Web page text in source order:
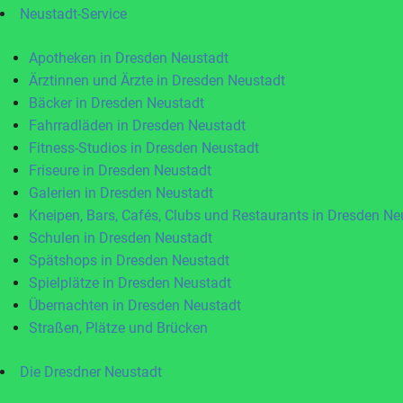
Neustadt-Service
Apotheken in Dresden Neustadt
Ärztinnen und Ärzte in Dresden Neustadt
Bäcker in Dresden Neustadt
Fahrradläden in Dresden Neustadt
Fitness-Studios in Dresden Neustadt
Friseure in Dresden Neustadt
Galerien in Dresden Neustadt
Kneipen, Bars, Cafés, Clubs und Restaurants in Dresden
Schulen in Dresden Neustadt
Spätshops in Dresden Neustadt
Spielplätze in Dresden Neustadt
Übernachten in Dresden Neustadt
Straßen, Plätze und Brücken
Die Dresdner Neustadt